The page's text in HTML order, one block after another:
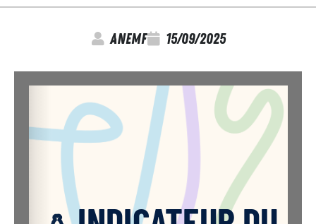
anemf 15/09/2025